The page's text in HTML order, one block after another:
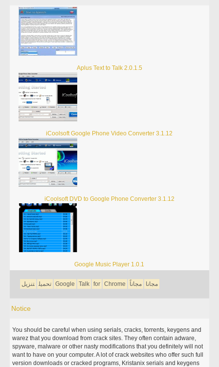
Aplus Text to Talk 2.0.1.5
iCoolsoft Google Phone Video Converter 3.1.12
iCoolsoft DVD to Google Phone Converter 3.1.12
Google Music Player 1.0.1
تحميل تنزيل Google Talk for Chrome مجانا مجاناً
Notice
You should be careful when using serials, cracks, torrents, keygens and
warez that you download from crack sites. They often contain adware,
spyware, malware or other nasty modifications that you definitely will not
want to have on your computer. A lot of crack websites who offer such full
version downloads or cracked programs, Kristanix serials and keygens